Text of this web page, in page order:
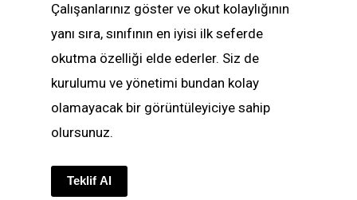
Çalışanlarınız göster ve okut kolaylığının
yanı sıra, sınıfının en iyisi ilk seferde
okutma özelliği elde ederler. Siz de
kurulumu ve yönetimi bundan kolay
olamayacak bir görüntüleyiciye sahip
olursunuz.
Teklif Al